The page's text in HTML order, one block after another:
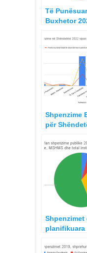
Të Punësuar
Buxhetor
Buxhetore
Shpenzime
për
për Frymë
Shpenzimet
planifikuara
Programet e